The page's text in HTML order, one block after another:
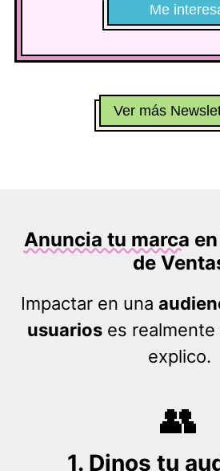
Me
Ver más
Anuncia tu marca
de
Impactar en una
usuarios es realmente
explico.
👥
1. Dinos tu